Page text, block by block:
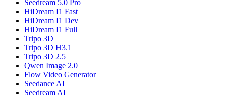
Seedream 5.0 Pro
HiDream I1 Fast
HiDream I1 Dev
HiDream I1 Full
Tripo 3D
Tripo 3D H3.1
Tripo 3D 2.5
Qwen Image 2.0
Flow Video Generator
Seedance AI
Seedream AI